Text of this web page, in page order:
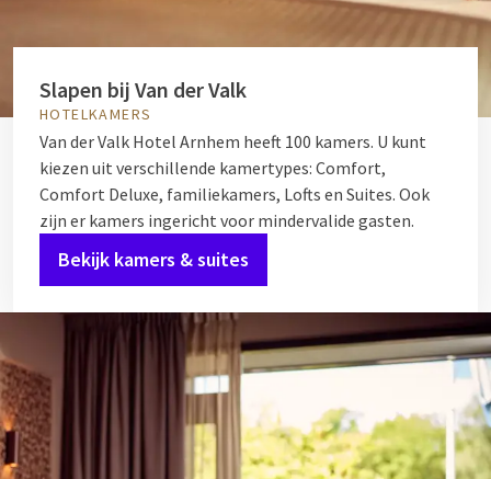
Slapen bij Van der Valk
HOTELKAMERS
Van der Valk Hotel Arnhem heeft 100 kamers. U kunt
kiezen uit verschillende kamertypes: Comfort,
Comfort Deluxe, familiekamers, Lofts en Suites. Ook
zijn er kamers ingericht voor mindervalide gasten.
Bekijk kamers & suites